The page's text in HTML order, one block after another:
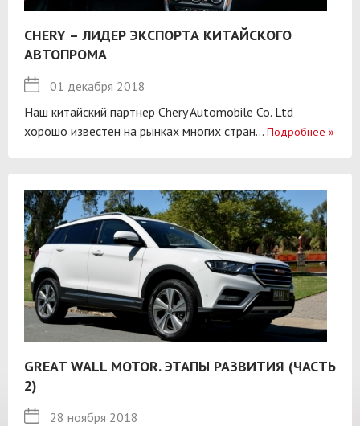
CHERY – ЛИДЕР ЭКСПОРТА КИТАЙСКОГО
АВТОПРОМА
01 декабря 2018
Наш китайский партнер Chery Automobile Co. Ltd
хорошо известен на рынках многих стран... Подробнее »
GREAT WALL MOTOR. ЭТАПЫ РАЗВИТИЯ (ЧАСТЬ
2)
28 ноября 2018